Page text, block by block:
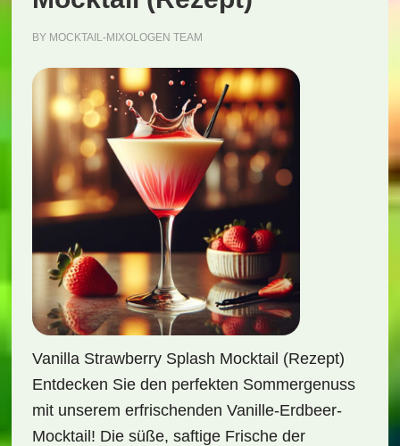
BY MOCKTAIL-MIXOLOGEN TEAM
Vanilla Strawberry Splash Mocktail (Rezept)
Entdecken Sie den perfekten Sommergenuss
mit unserem erfrischenden Vanille-Erdbeer-
Mocktail! Die süße, saftige Frische der